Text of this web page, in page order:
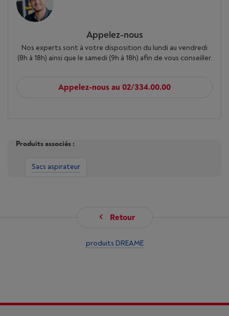
Appelez-nous
Nos experts sont à votre disposition du lundi au vendredi
(8h à 18h) ainsi que le samedi (9h à 18h) afin de vous conseiller.
Appelez-nous au 02/334.00.00
Produits associés :
Sacs aspirateur
Retour
produits DREAME